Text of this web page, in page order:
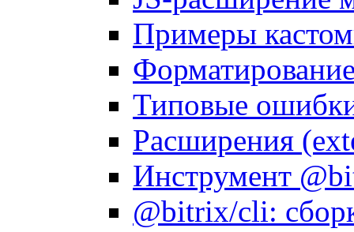
Примеры
Типовые
Расширения
Инструмент
@bitrix/cli: